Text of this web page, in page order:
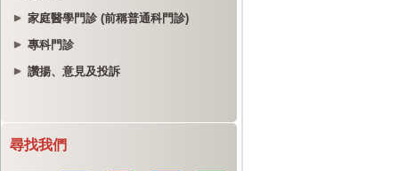
家庭醫學門診 (前稱普通科門診)
專科門診
讚揚、意見及投訴
尋找我們